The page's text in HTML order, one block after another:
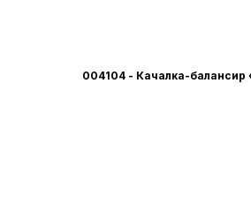
004104 - Качалка-балансир